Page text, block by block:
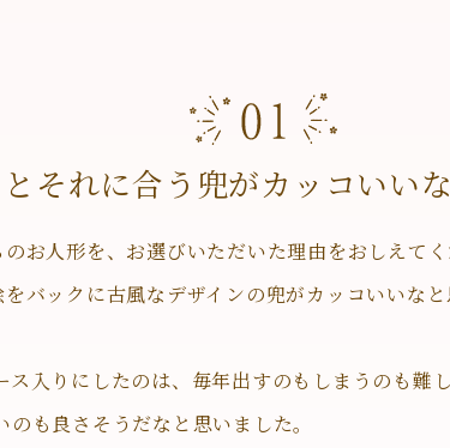
それに合う兜がカッコいい
お人形を、お選びいただいた理由をおしえて
バックに古風なデザインの兜がカッコいいな
ス入りにしたのは、毎年出すのもしまうのも難
のも良さそうだなと思いました。